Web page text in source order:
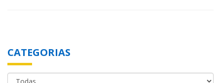
CATEGORIAS